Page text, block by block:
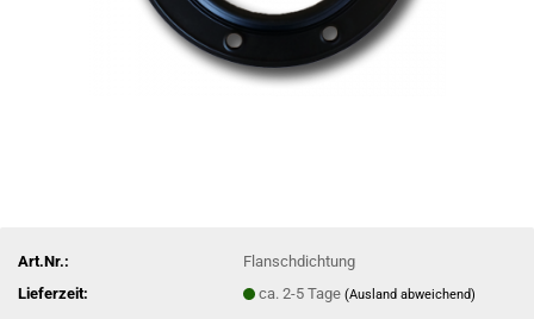
Art.Nr.:
Flanschdichtung
Lieferzeit:
ca. 2-5 Tage(Ausland abweichend)